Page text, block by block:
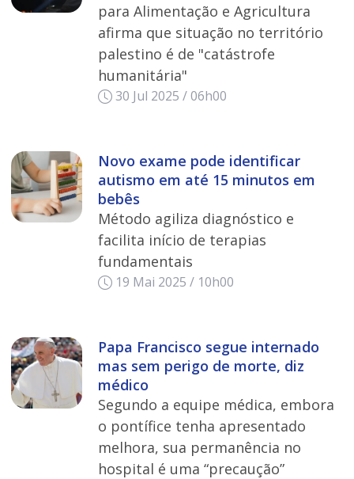
para Alimentação e Agricultura
afirma que situação no território
palestino é de "catástrofe
humanitária"
30 Jul 2025 / 06h00
Novo exame pode identificar
autismo em até 15 minutos em
bebês
Método agiliza diagnóstico e
facilita início de terapias
fundamentais
19 Mai 2025 / 10h00
Papa Francisco segue internado
mas sem perigo de morte, diz
médico
Segundo a equipe médica, embora
o pontífice tenha apresentado
melhora, sua permanência no
hospital é uma “precaução”